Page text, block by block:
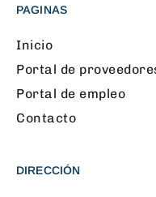
PAGINAS
Inicio
Portal de
Portal de empleo
Contacto
DIRECCIÓN